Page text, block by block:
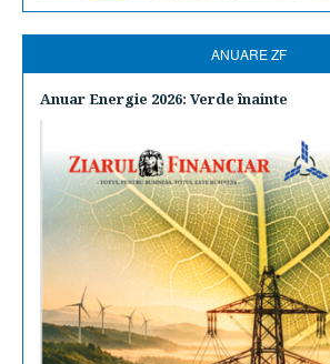
ANUARE ZF
Anuar Energie 2026: Verde înainte